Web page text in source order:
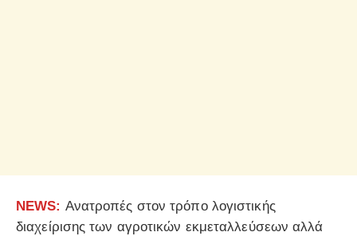
ΝEWS: Ανατροπές στον τρόπο λογιστικής
διαχείρισης των αγροτικών εκμεταλλεύσεων αλλά